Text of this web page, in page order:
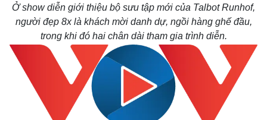
Ở show diễn giới thiệu bộ sưu tập mới của Talbot Runhof,
người đẹp 8x là khách mời danh dự, ngồi hàng ghế đầu,
trong khi đó hai chân dài tham gia trình diễn.